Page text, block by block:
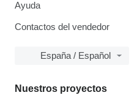
Ayuda
Contactos del vendedor
España / Español
Nuestros proyectos